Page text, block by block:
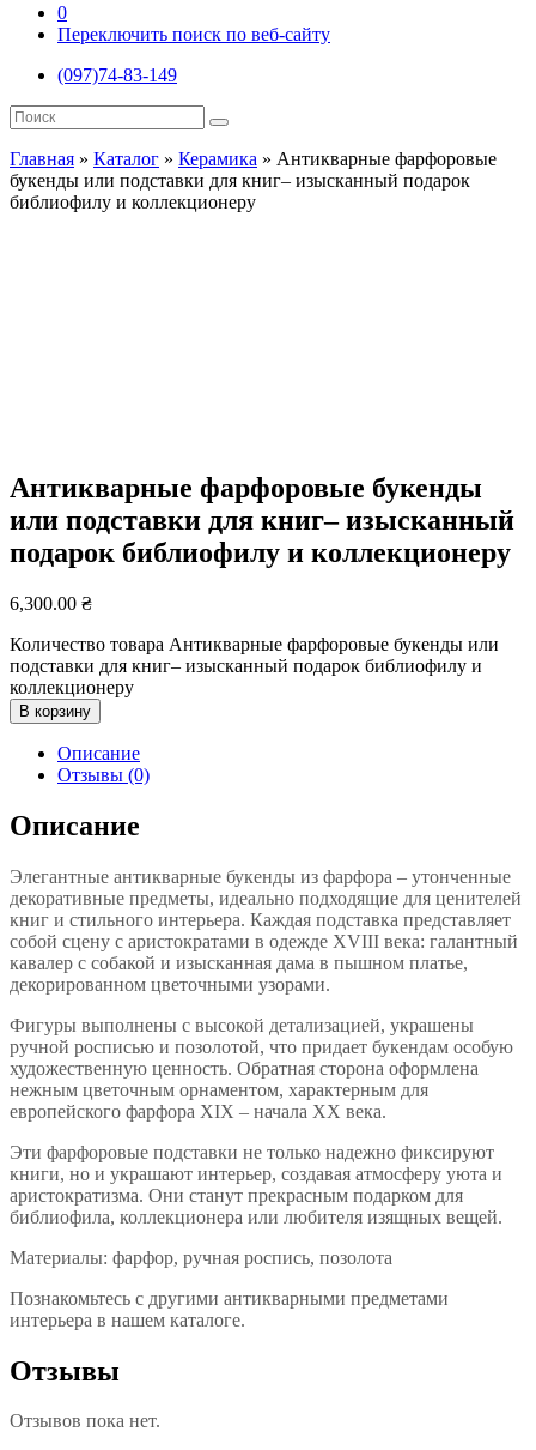
0
Переключить поиск по веб-сайту
(097)74-83-149
Главная » Каталог » Керамика » Антикварные фарфоровые
букенды или подставки для книг– изысканный подарок
библиофилу и коллекционеру
Антикварные фарфоровые букенды
или подставки для книг– изысканный
подарок библиофилу и коллекционеру
6,300.00 ₴
Количество товара Антикварные фарфоровые букенды или
подставки для книг– изысканный подарок библиофилу и
коллекционеру
В корзину
Описание
Отзывы (0)
Описание
Элегантные антикварные букенды из фарфора – утонченные
декоративные предметы, идеально подходящие для ценителей
книг и стильного интерьера. Каждая подставка представляет
собой сцену с аристократами в одежде XVIII века: галантный
кавалер с собакой и изысканная дама в пышном платье,
декорированном цветочными узорами.
Фигуры выполнены с высокой детализацией, украшены
ручной росписью и позолотой, что придает букендам особую
художественную ценность. Обратная сторона оформлена
нежным цветочным орнаментом, характерным для
европейского фарфора XIX – начала XX века.
Эти фарфоровые подставки не только надежно фиксируют
книги, но и украшают интерьер, создавая атмосферу уюта и
аристократизма. Они станут прекрасным подарком для
библиофила, коллекционера или любителя изящных вещей.
Материалы: фарфор, ручная роспись, позолота
Познакомьтесь с другими антикварными предметами
интерьера в нашем каталоге.
Отзывы
Отзывов пока нет.